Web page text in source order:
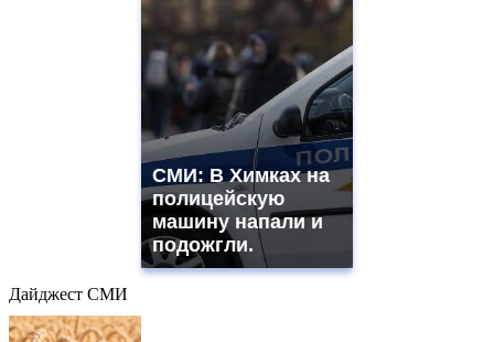
СМИ: В Химках на
полицейскую
машину напали и
подожгли.
Дайджест СМИ